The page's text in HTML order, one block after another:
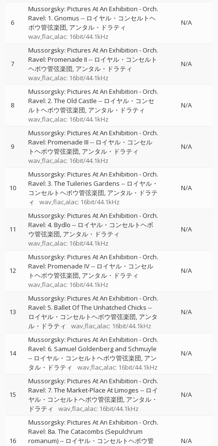
6
Mussorgsky: Pictures At An Exhibition - Orch.
Ravel: 1. Gnomus -- ロイヤル・コンセルトヘ
ボウ管弦楽団 アンタル・ドラティ
wav,flac,alac: 16bit/44.1kHz
N/A
7
Mussorgsky: Pictures At An Exhibition - Orch.
Ravel: Promenade II -- ロイヤル・コンセルト
ヘボウ管弦楽団 アンタル・ドラティ
wav,flac,alac: 16bit/44.1kHz
N/A
8
Mussorgsky: Pictures At An Exhibition - Orch.
Ravel: 2. The Old Castle -- ロイヤル・コンセ
ルトヘボウ管弦楽団 アンタル・ドラティ
wav,flac,alac: 16bit/44.1kHz
N/A
9
Mussorgsky: Pictures At An Exhibition - Orch.
Ravel: Promenade III -- ロイヤル・コンセル
トヘボウ管弦楽団 アンタル・ドラティ
wav,flac,alac: 16bit/44.1kHz
N/A
10
Mussorgsky: Pictures At An Exhibition - Orch.
Ravel: 3. The Tuileries Gardens -- ロイヤル・
コンセルトヘボウ管弦楽団 アンタル・ドラテ
ィ
wav,flac,alac: 16bit/44.1kHz
N/A
11
Mussorgsky: Pictures At An Exhibition - Orch.
Ravel: 4. Bydlo -- ロイヤル・コンセルトヘボ
ウ管弦楽団 アンタル・ドラティ
wav,flac,alac: 16bit/44.1kHz
N/A
12
Mussorgsky: Pictures At An Exhibition - Orch.
Ravel: Promenade IV-- ロイヤル・コンセル
トヘボウ管弦楽団 アンタル・ドラティ
wav,flac,alac: 16bit/44.1kHz
N/A
13
Mussorgsky: Pictures At An Exhibition - Orch.
Ravel: 5. Ballet Of The Unhatched Chicks --
ロイヤル・コンセルトヘボウ管弦楽団 アンタ
ル・ドラティ
wav,flac,alac: 16bit/44.1kHz
N/A
14
Mussorgsky: Pictures At An Exhibition - Orch.
Ravel: 6. Samuel Goldenberg and Schmuyle
-- ロイヤル・コンセルトヘボウ管弦楽団 アン
タル・ドラティ
wav,flac,alac: 16bit/44.1kHz
N/A
15
Mussorgsky: Pictures At An Exhibition - Orch.
Ravel: 7. The Market-Place At Limoges -- ロイ
ヤル・コンセルトヘボウ管弦楽団 アンタル・
ドラティ
wav,flac,alac: 16bit/44.1kHz
N/A
16
Mussorgsky: Pictures At An Exhibition - Orch.
Ravel: 8a. The Catacombs (Sepulchrum
romanum)-- ロイヤル・コンセルトヘボウ管
N/A